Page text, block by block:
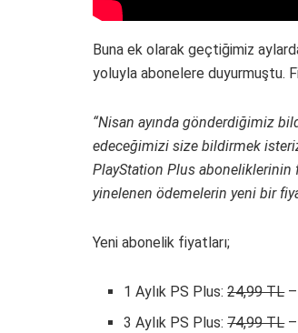
Buna ek olarak geçtiğimiz
yoluyla abonelere duyurmuştu.
“Nisan ayında gönderdiğimiz
edeceğimizi size bildirmek
PlayStation Plus aboneliklerinin
yinelenen ödemelerin yeni bir
Yeni abonelik fiyatları;
1 Aylık PS Plus:24,99 TL–
3 Aylık PS Plus:74,99 TL–